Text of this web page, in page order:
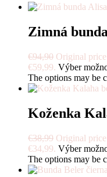
Zimná
€94,90 Original
€59,99. Výber
The options may be
Koženka
€38,99 Original
€34,99. Výber
The options may be